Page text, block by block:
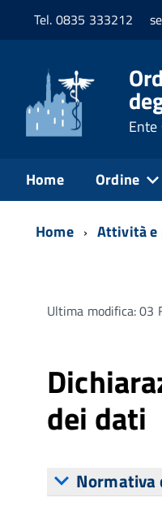
Tel. 0835 333212
Home Ordine
Home Attività e
Ultima modifica: 03
dei dati